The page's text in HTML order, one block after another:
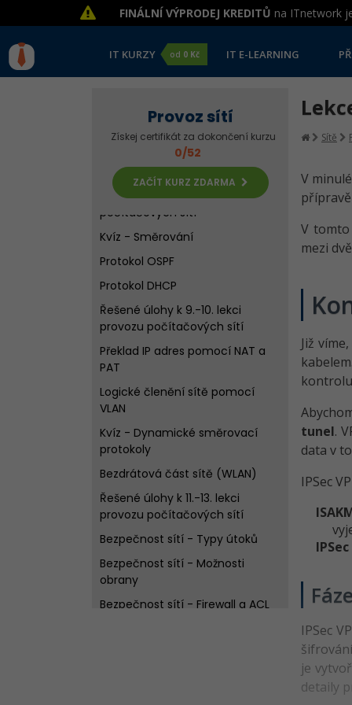
FINÁLNÍ VÝPRODEJ KREDITŮ na ITnetwork
IT KURZY od 0 Kč IT E-LEARNING
Provoz sítí
Získej certifikát za dokončení kurzu
0/52
ZAČÍT KURZ ZDARMA
Traceru
Řešené úlohy k 5. lekci provozu
počítačových sítí
Síť s více routery
Řešené úlohy k 6.-7. lekci
provozu počítačových sítí
Příkazový řádek a protokol RIP
Řešené úlohy k 8. lekci provozu
počítačových sítí
Kvíz - Směrování
Protokol OSPF
Protokol DHCP
Řešené úlohy k 9.-10. lekci
provozu počítačových sítí
Překlad IP adres pomocí NAT a
PAT
Logické členění sítě pomocí
VLAN
Kvíz - Dynamické směrovací
protokoly
Bezdrátová část sítě (WLAN)
Řešené úlohy k 11.-13. lekci
provozu počítačových sítí
Bezpečnost sítí - Typy útoků
Bezpečnost sítí - Možnosti
obrany
Bezpečnost sítí - Firewall a ACL
Sítě
V
V tomto
mezi
Již
tunel.
data v
IPSec
IPSec
IPSec
je
detaily